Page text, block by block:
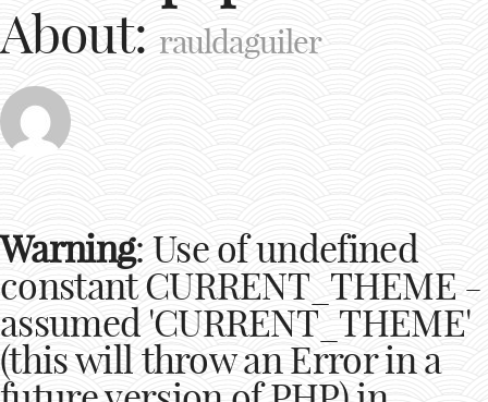
About: rauldaguiler
Warning: Use of undefined
constant CURRENT_THEME -
assumed 'CURRENT_THEME'
(this will throw an Error in a